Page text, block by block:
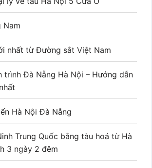
Nam
nhất từ Đường sắt Việt Nam
trình Đà Nẵng Hà Nội – Hướng dẫn
Hà Nội Đà Nẵng
Trung Quốc bằng tàu hoả từ Hà
3 ngày 2 đêm